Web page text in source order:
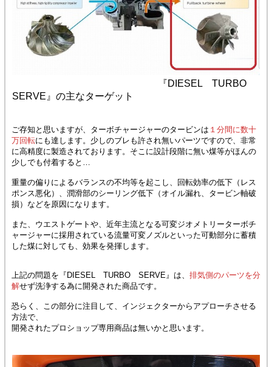
『DIESEL TURBO
SERVE』の主なターゲット
ご存知と思いますが、ターボチャージャーのタービンは １分間に数十
万回転にも達します。少しのブレも許され無いパーツですので、非常
に高精度に製造されております。そこに設計段階に無い煤等がほんの
少しでも付着すると…
重量の偏りによるバランスの不均等を起こし、回転効率の低下（レス
ポンス悪化）、潤滑部のシーリング低下（オイル漏れ、タービン軸破
損）などを原因になります。
また、ウエストゲートや、近年主流となる可変ジオメトリーターボチ
ャージャーに採用されている流量可変ノズルといった可動部分に蓄積
した煤に対しても、効果を発揮します。
上記の問題を『DIESEL TURBO SERVE』は、 排気側のパーツを分
解せず洗浄する為に開発された商品です。
恐らく、この部分に注目して、インジェクターからアプローチさせる
方法で、
開発されたプロショップ専用商品は無いかと思います。